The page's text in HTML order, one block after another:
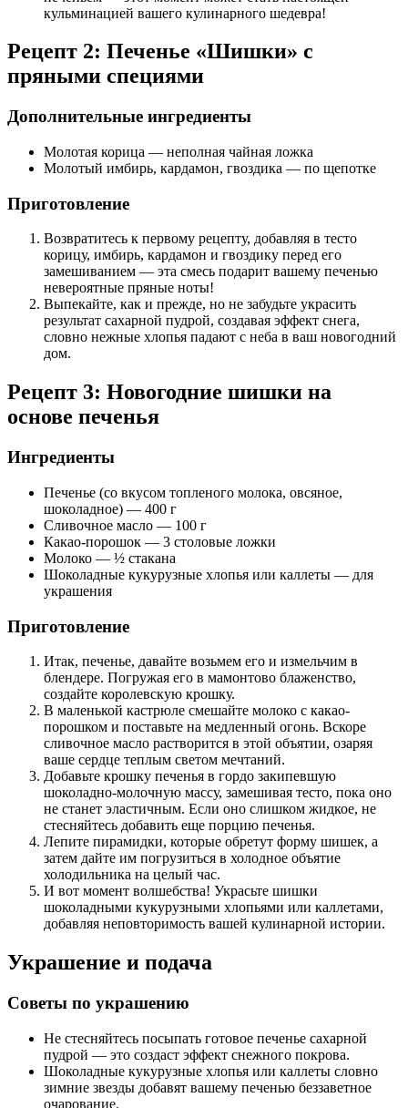
кульминацией вашего кулинарного шедевра!
Рецепт 2: Печенье «Шишки» с
пряными специями
Дополнительные ингредиенты
Молотая корица — неполная чайная ложка
Молотый имбирь, кардамон, гвоздика — по щепотке
Приготовление
Возвратитесь к первому рецепту, добавляя в тесто
корицу, имбирь, кардамон и гвоздику перед его
замешиванием — эта смесь подарит вашему печенью
невероятные пряные ноты!
Выпекайте, как и прежде, но не забудьте украсить
результат сахарной пудрой, создавая эффект снега,
словно нежные хлопья падают с неба в ваш новогодний
дом.
Рецепт 3: Новогодние шишки на
основе печенья
Ингредиенты
Печенье (со вкусом топленого молока, овсяное,
шоколадное) — 400 г
Сливочное масло — 100 г
Какао-порошок — 3 столовые ложки
Молоко — ½ стакана
Шоколадные кукурузные хлопья или каллеты — для
украшения
Приготовление
Итак, печенье, давайте возьмем его и измельчим в
блендере. Погружая его в мамонтово блаженство,
создайте королевскую крошку.
В маленькой кастрюле смешайте молоко с какао-
порошком и поставьте на медленный огонь. Вскоре
сливочное масло растворится в этой объятии, озаряя
ваше сердце теплым светом мечтаний.
Добавьте крошку печенья в гордо закипевшую
шоколадно-молочную массу, замешивая тесто, пока оно
не станет эластичным. Если оно слишком жидкое, не
стесняйтесь добавить еще порцию печенья.
Лепите пирамидки, которые обретут форму шишек, а
затем дайте им погрузиться в холодное объятие
холодильника на целый час.
И вот момент волшебства! Украсьте шишки
шоколадными кукурузными хлопьями или каллетами,
добавляя неповторимость вашей кулинарной истории.
Украшение и подача
Советы по украшению
Не стесняйтесь посыпать готовое печенье сахарной
пудрой — это создаст эффект снежного покрова.
Шоколадные кукурузные хлопья или каллеты словно
зимние звезды добавят вашему печенью беззаветное
очарование.